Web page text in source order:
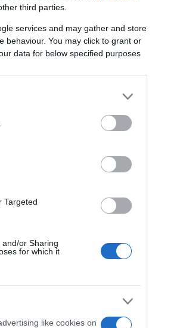
third parties.
services and may gather and store
behaviour. You may click to grant or
data for below specified purposes
Targeted
or Sharing
for which it
like cookies on
gli
attori noti
è stato
tra cui